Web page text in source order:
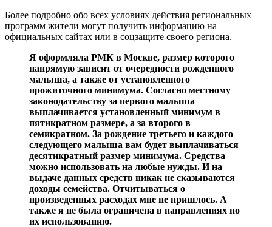
Более подробно обо всех условиях действия региональных
программ жители могут получить информацию на
официальных сайтах или в соцзащите своего региона.
Я оформляла РМК в Москве, размер которого
напрямую зависит от очередности рожденного
малыша, а также от установленного
прожиточного минимума. Согласно местному
законодательству за первого малыша
выплачивается установленный минимум в
пятикратном размере, а за второго в
семикратном. За рождение третьего и каждого
следующего малыша вам будет выплачиваться
десятикратный размер минимума. Средства
можно использовать на любые нужды. И на
выдаче данных средств никак не сказываются
доходы семейства. Отчитываться о
произведенных расходах мне не пришлось. А
также я не была ограничена в направлениях по
их использованию.